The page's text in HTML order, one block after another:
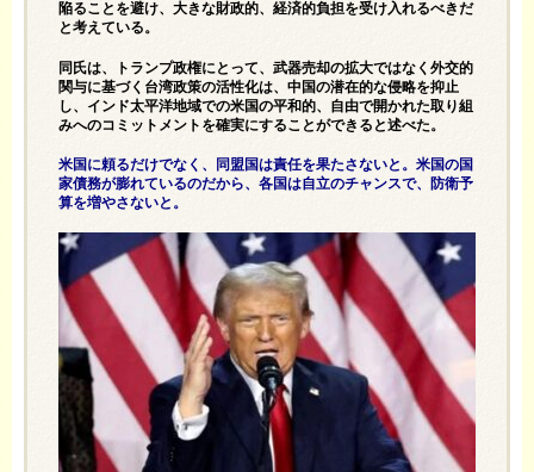
陥ることを避け、大きな財政的、経済的負担を受け入れるべきだ
と考えている。
同氏は、トランプ政権にとって、武器売却の拡大ではなく外交的
関与に基づく台湾政策の活性化は、中国の潜在的な侵略を抑止
し、インド太平洋地域での米国の平和的、自由で開かれた取り組
みへのコミットメントを確実にすることができると述べた。
米国に頼るだけでなく、同盟国は責任を果たさないと。米国の国
家債務が膨れているのだから、各国は自立のチャンスで、防衛予
算を増やさないと。